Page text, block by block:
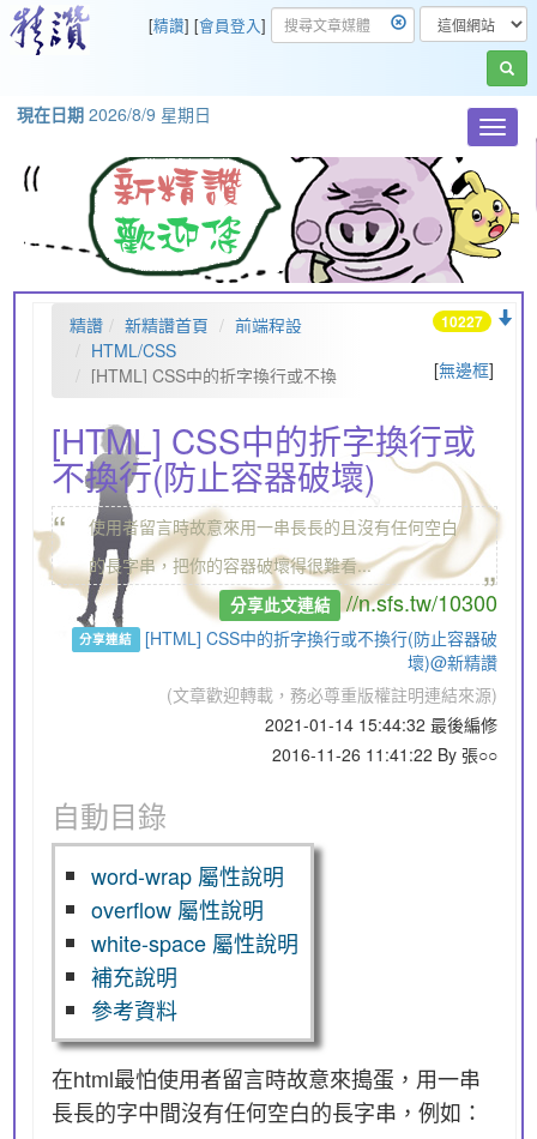
[精讚] [會員登入]
現在日期 2026/8/9 星期日
[無邊框]
精讚 新精讚首頁
前端程設
HTML/CSS
[HTML] CSS中的折字換行或不換
10227
[HTML] CSS中的折字換行或
不換行(防止容器破壞)
“
使用者留言時故意來用一串長長的且沒有任何空白
的長字串，把你的容器破壞得很難看...
„
分享此文連結 //n.sfs.tw/10300
分享連結
[HTML] CSS中的折字換行或不換行(防止容器破
壞)@新精讚
(文章歡迎轉載，務必尊重版權註明連結來源)
2021-01-14 15:44:32 最後編修
2016-11-26 11:41:22 By 張○○
自動目錄
word-wrap 屬性說明
overflow 屬性說明
white-space 屬性說明
補充說明
參考資料
在html最怕使用者留言時故意來搗蛋，用一串
長長的字中間沒有任何空白的長字串，例如：